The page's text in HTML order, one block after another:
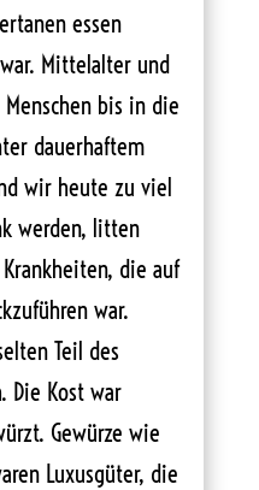
essen
Mittelalter und
bis in die
dauerhaftem
wir heute zu viel
werden, litten
die auf
war.
Teil des
Die Kost war
Gewürze wie
Luxusgüter, die